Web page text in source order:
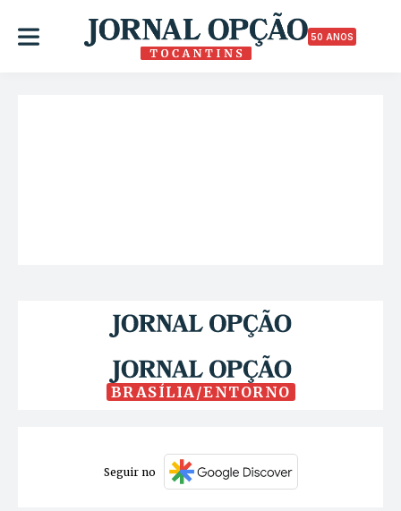
50 ANOS
BRASÍLIA/ENTORNO
Seguir no